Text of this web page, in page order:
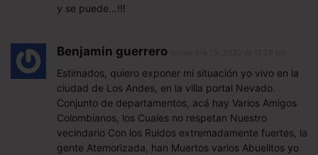
y se puede…!!!
Benjamin guerrero
Estimados, quiero exponer mi situación yo vivo en la
ciudad de Los Andes, en la villa portal Nevado.
Conjunto de departamentos, acá hay Varios Amigos
Colombianos, los Cuales no respetan Nuestro
vecindario Con los Ruidos extremadamente fuertes, la
gente Atemorizada, han Muertos varios Abuelitos yo